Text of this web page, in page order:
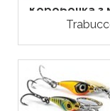
Коробочка з